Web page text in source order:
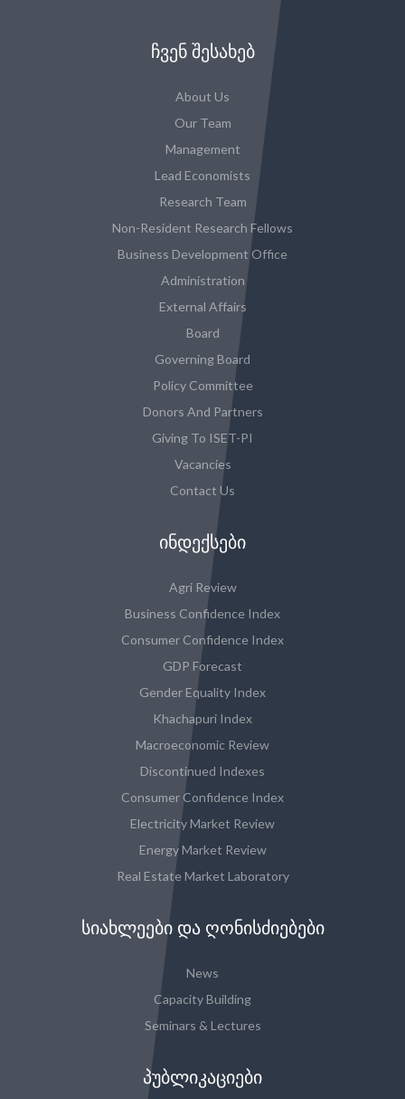
ᲩᲕᲔᲜ ᲨᲔᲡᲐᲮᲔᲑ
About Us
Our Team
Management
Lead Economists
Research Team
Non-Resident Research Fellows
Business Development Office
Administration
External Affairs
Board
Governing Board
Policy Committee
Donors And Partners
Giving To ISET-PI
Vacancies
Contact Us
ᲘᲜᲓᲔᲥᲡᲔᲑᲘ
Agri Review
Business Confidence Index
Consumer Confidence Index
GDP Forecast
Gender Equality Index
Khachapuri Index
Macroeconomic Review
Discontinued Indexes
Consumer Confidence Index
Electricity Market Review
Energy Market Review
Real Estate Market Laboratory
ᲡᲘᲐᲮᲚᲔᲔᲑᲘ ᲓᲐ ᲦᲝᲜᲘᲡᲫᲘᲔᲑᲔᲑᲘ
News
Capacity Building
Seminars & Lectures
ᲞᲣᲑᲚᲘᲙᲐᲪᲘᲔᲑᲘ